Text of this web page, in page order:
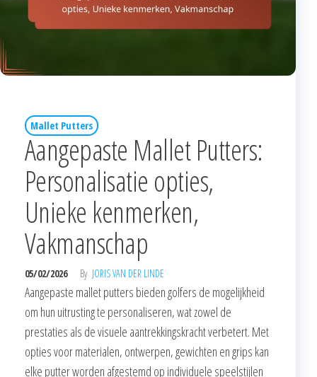
Mallet Putters
Aangepaste Mallet Putters:
Personalisatie opties,
Unieke kenmerken,
Vakmanschap
05/02/2026 By JORIS VAN DER LINDE
Aangepaste mallet putters bieden golfers de mogelijkheid
om hun uitrusting te personaliseren, wat zowel de
prestaties als de visuele aantrekkingskracht verbetert. Met
opties voor materialen, ontwerpen, gewichten en grips kan
elke putter worden afgestemd op individuele speelstijlen